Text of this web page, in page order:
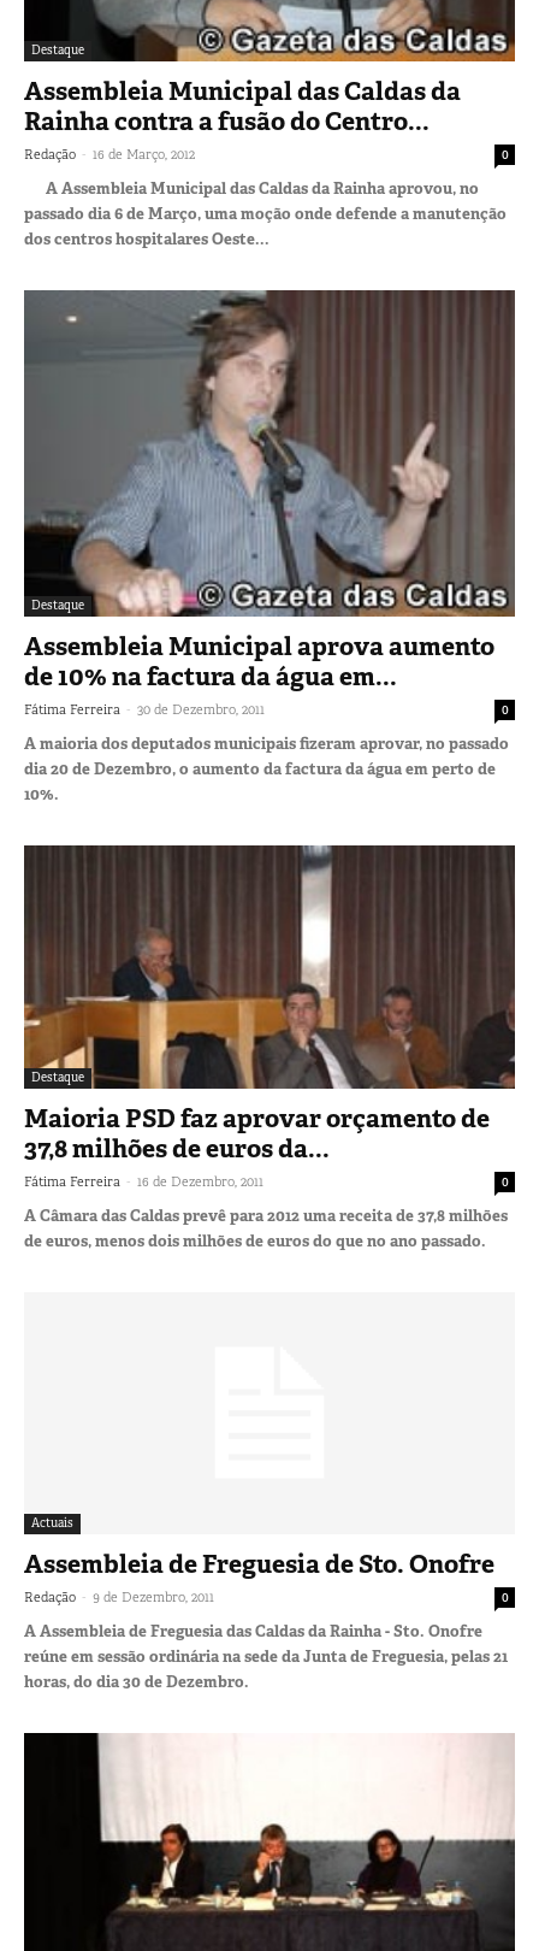
Destaque
Assembleia Municipal das Caldas da
Rainha contra a fusão do Centro...
Redação - 16 de Março, 2012 0
A Assembleia Municipal das Caldas da Rainha aprovou, no
passado dia 6 de Março, uma moção onde defende a manutenção
dos centros hospitalares Oeste...
Destaque
Assembleia Municipal aprova aumento
de 10% na factura da água em...
Fátima Ferreira - 30 de Dezembro, 2011 0
A maioria dos deputados municipais fizeram aprovar, no passado
dia 20 de Dezembro, o aumento da factura da água em perto de
10%.
Destaque
Maioria PSD faz aprovar orçamento de
37,8 milhões de euros da...
Fátima Ferreira - 16 de Dezembro, 2011 0
A Câmara das Caldas prevê para 2012 uma receita de 37,8 milhões
de euros, menos dois milhões de euros do que no ano passado.
Actuais
Assembleia de Freguesia de Sto. Onofre
Redação - 9 de Dezembro, 2011 0
A Assembleia de Freguesia das Caldas da Rainha - Sto. Onofre
reúne em sessão ordinária na sede da Junta de Freguesia, pelas 21
horas, do dia 30 de Dezembro.